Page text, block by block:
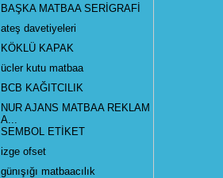
BAŞKA MATBAA SERİGRAFİ
ateş davetiyeleri
KÖKLÜ KAPAK
ücler kutu matbaa
BCB KAĞITCILIK
NUR AJANS MATBAA REKLAM
A...
SEMBOL ETİKET
izge ofset
günışığı matbaacılık